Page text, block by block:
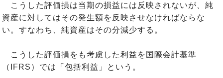
こうした評価損は当期の損益には反映されないが、純
資産に対してはその発生額を反映させなければならな
い。すなわち、純資産はその分減少する。
こうした評価損をも考慮した利益を国際会計基準
（IFRS）では「包括利益」という。